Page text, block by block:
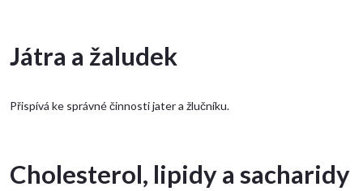
Játra a žaludek
Přispívá ke správné činnosti jater a žlučníku.
Cholesterol, lipidy a sacharidy